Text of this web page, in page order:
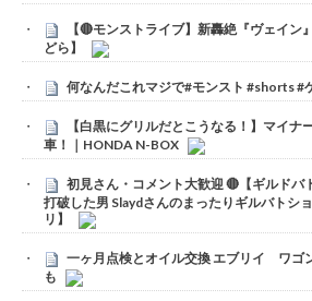
【🔴モンストライブ】新轟絶『ヴェイン
どら】
何なんだこれマジで#モンスト #shorts #
【白黒にグリルだとこうなる！】マイ
車！｜HONDA N-BOX
初見さん・コメント大歓迎 🔴【ギルドバ
打破した男 Slaydさんのまったりギルバトシ
リ】
一ヶ月点検とオイル交換 エブリイ ワ
も